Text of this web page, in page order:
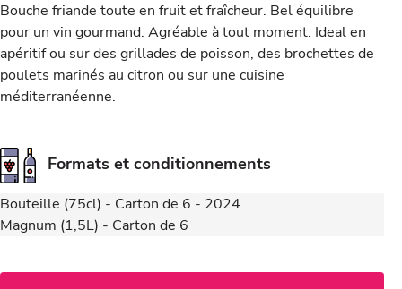
Bouche friande toute en fruit et fraîcheur. Bel équilibre
pour un vin gourmand. Agréable à tout moment. Ideal en
apéritif ou sur des grillades de poisson, des brochettes de
poulets marinés au citron ou sur une cuisine
méditerranéenne.
Formats et conditionnements
Bouteille (75cl) - Carton de 6 - 2024
Magnum (1,5L) - Carton de 6